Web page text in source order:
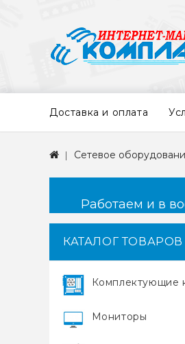
Доставка и оплата
Сетевое
Работаем и в
КАТАЛОГ ТОВАРОВ
Комплектующие
Мониторы